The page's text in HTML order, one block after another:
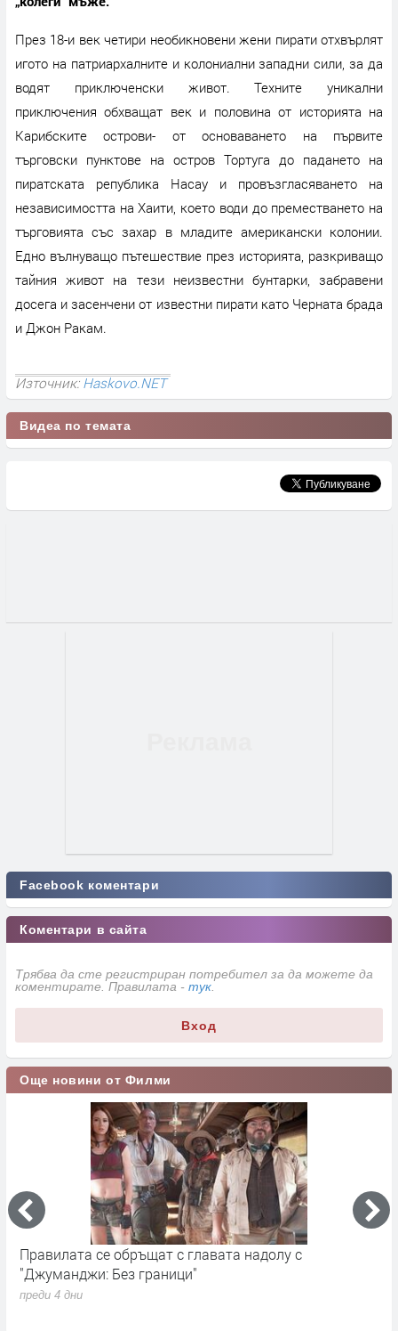
През 18-и век четири необикновени жени пирати отхвърлят
игото на патриархалните и колониални западни сили, за да
водят приключенски живот. Техните уникални
приключения обхващат век и половина от историята на
Карибските острови- от основаването на първите
търговски пунктове на остров Тортуга до падането на
пиратската република Насау и провъзгласяването на
независимостта на Хаити, което води до преместването на
търговията със захар в младите американски колонии.
Едно вълнуващо пътешествие през историята, разкриващо
тайния живот на тези неизвестни бунтарки, забравени
досега и засенчени от известни пирати като Черната брада
и Джон Ракам.
Източник:Haskovo.NET
Видеа по темата
Facebook коментари
Коментари в сайта
Трябва да сте регистриран потребител за да можете да
коментирате. Правилата - тук
Вход
Още новини от Филми
„Седмицата на акулите“ се завръща от 3 август по
Discovery
преди 1 седмица